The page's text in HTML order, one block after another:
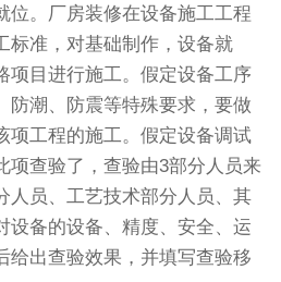
位。厂房装修在设备施工工程
标准，对基础制作，设备就
项目进行施工。假定设备工序
防潮、防震等特殊要求，要做
项工程的施工。假定设备调试
项查验了，查验由3部分人员来
人员、工艺技术部分人员、其
设备的设备、精度、安全、运
给出查验效果，并填写查验移